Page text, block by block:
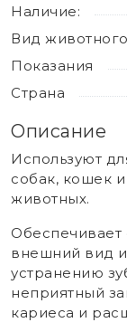
Наличие:
Вид животного
Показания
Страна
Описание
Используют
собак, кошек
животных.
Обеспечивает
внешний вид и
устранению
неприятный
кариеса и